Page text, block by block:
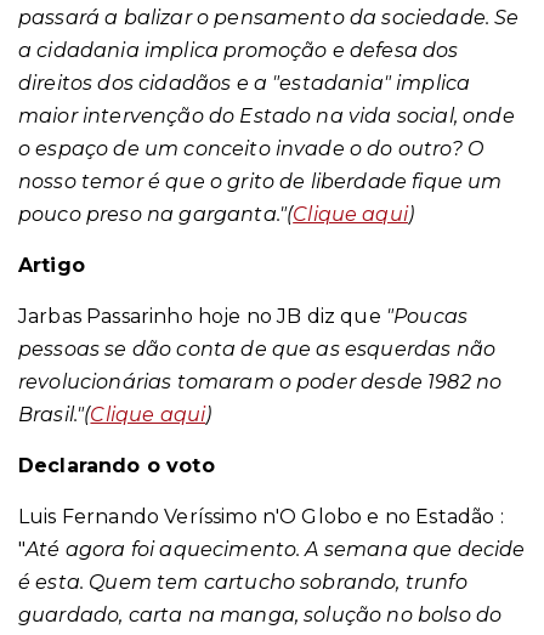
passará a balizar o pensamento da sociedade. Se
a cidadania implica promoção e defesa dos
direitos dos cidadãos e a "estadania" implica
maior intervenção do Estado na vida social, onde
o espaço de um conceito invade o do outro? O
nosso temor é que o grito de liberdade fique um
pouco preso na garganta."(Clique aqui)
Artigo
Jarbas Passarinho hoje no JB diz que "Poucas
pessoas se dão conta de que as esquerdas não
revolucionárias tomaram o poder desde 1982 no
Brasil."(Clique aqui)
Declarando o voto
Luis Fernando Veríssimo n'O Globo e no Estadão :
"Até agora foi aquecimento. A semana que decide
é esta. Quem tem cartucho sobrando, trunfo
guardado, carta na manga, solução no bolso do